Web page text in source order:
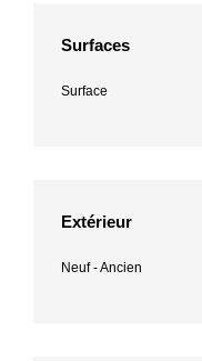
Surfaces
Surface
Extérieur
Neuf - Ancien